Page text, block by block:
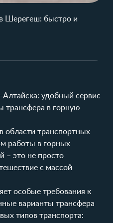
в Шерегеш: быстро и
Алтайска: удобный сервис
трансфера в горную
области транспортных
работы в горных
– это не просто
с массой
особые требования к
варианты трансфера
типов транспорта: